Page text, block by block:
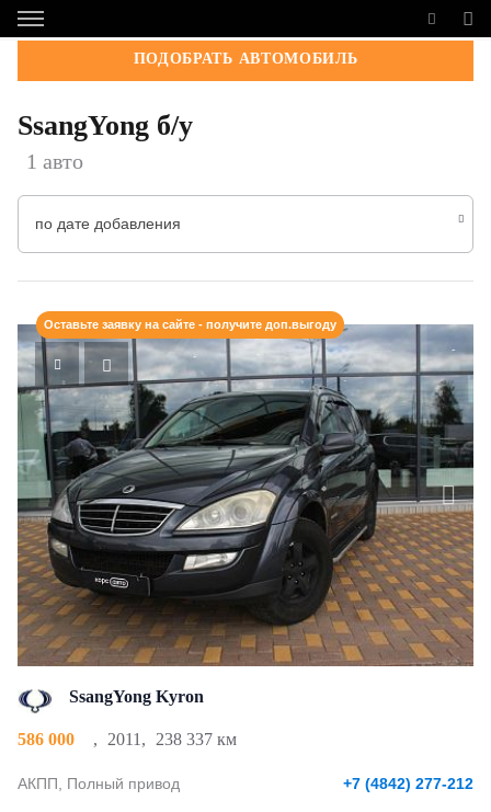
ПОДОБРАТЬ АВТОМОБИЛЬ
SsangYong б/у
1 авто
по дате добавления
Оставьте заявку на сайте - получите доп.выгоду
SsangYong Kyron
586 000 , 2011 , 238 337 км
АКПП, Полный привод +7 (4842) 277-212